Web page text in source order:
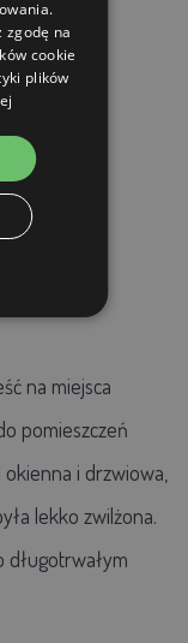
na miejsca
pomieszczeń
i drzwiowa,
lekko zwilżona.
długotrwałym
zgodę na
cookie
plików